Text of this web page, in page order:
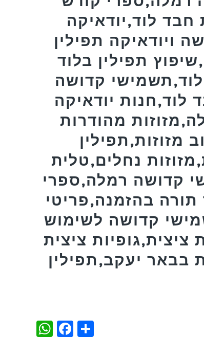
לוד,יודאיקה
ויודאיקה תפילין
תפילין בלוד
קדושה
יודאיקה
מהודרות
מזוזות,תפילין
נחלים,טלית
קדושה רמלה,ספרי
בהזמנה,פריטי
קדושה לשימוש
ציצית,גופיות ציצית
בבאר יעקב,תפילין
WhatsApp
Facebook